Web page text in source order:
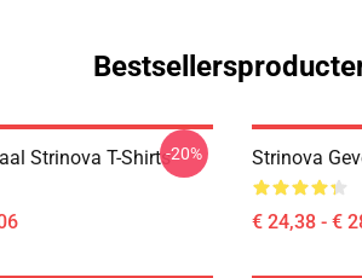
Strinova T-Shirts-20% Strinova
€ 24,38 - €